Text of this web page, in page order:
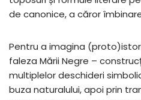
de canonice, a căror
Pentru a imagina
faleza Mării Negre –
multiplelor deschideri
buza naturalului, apoi prin